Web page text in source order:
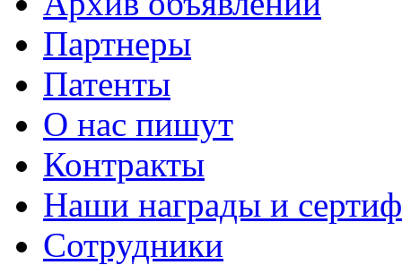
Партнеры
Патенты
О нас пишут
Контракты
Наши награды и
Сотрудники